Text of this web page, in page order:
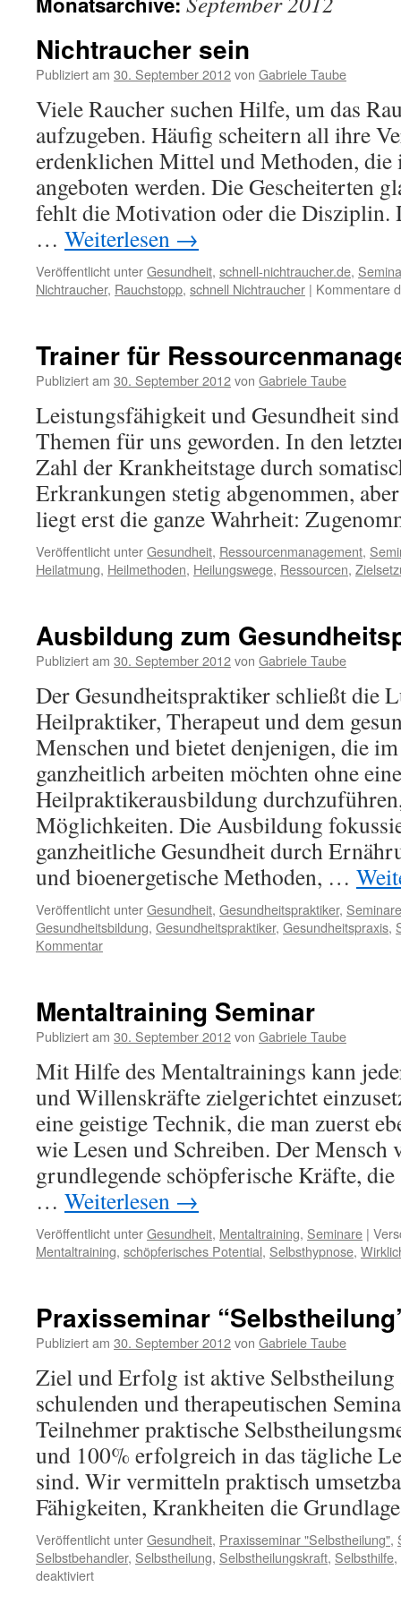
Nichtraucher sein
Publiziert am 30. September 2012von Gabriele Taube
Viele Raucher suchen Hilfe, um das
aufzugeben. Häufig scheitern all ihre
erdenklichen Mittel und Methoden,
angeboten werden. Die Gescheiterten
fehlt die Motivation oder die Disziplin.
… Weiterlesen →
Veröffentlicht unterGesundheit, schnell-nichtraucher.de,
Nichtraucher, Rauchstopp, schnell Nichtraucher | Kommentare
Trainer für
Publiziert am 30. September 2012von Gabriele Taube
Leistungsfähigkeit und Gesundheit
Themen für uns geworden. In den
Zahl der Krankheitstage durch
Erkrankungen stetig abgenommen,
liegt erst die ganze Wahrheit:
Veröffentlicht unterGesundheit, Ressourcenmanagement,
Heilatmung, Heilmethoden, Heilungswege, Ressourcen,
Ausbildung zum
Publiziert am 30. September 2012von Gabriele Taube
Der Gesundheitspraktiker schließt die
Heilpraktiker, Therapeut und dem
Menschen und bietet denjenigen, die
ganzheitlich arbeiten möchten ohne eine
Heilpraktikerausbildung
Möglichkeiten. Die Ausbildung
ganzheitliche Gesundheit durch
und bioenergetische Methoden, …
Veröffentlicht unterGesundheit, Gesundheitspraktiker, Seminare
Gesundheitsbildung, Gesundheitspraktiker, Gesundheitspraxis,
Kommentar
Mentaltraining Seminar
Publiziert am 30. September 2012von Gabriele Taube
Mit Hilfe des Mentaltrainings kann
und Willenskräfte zielgerichtet
eine geistige Technik, die man zuerst
wie Lesen und Schreiben. Der Mensch
grundlegende schöpferische Kräfte,
… Weiterlesen →
Veröffentlicht unterGesundheit, Mentaltraining, Seminare |
Mentaltraining, schöpferisches Potential, Selbsthypnose,
Praxisseminar
Publiziert am 30. September 2012von Gabriele Taube
Ziel und Erfolg ist aktive
schulenden und therapeutischen
Teilnehmer praktische
und 100% erfolgreich in das tägliche
sind. Wir vermitteln praktisch
Fähigkeiten, Krankheiten die
Veröffentlicht unterGesundheit, Praxisseminar "Selbstheilung",
Selbstbehandler, Selbstheilung, Selbstheilungskraft, Selbsthilfe,
deaktiviertfür